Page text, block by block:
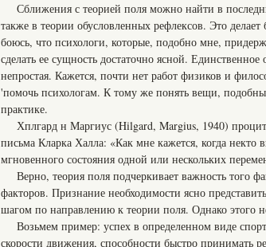
Сближения с теорией поля можно найти в
также в теории обусловленных рефлексов. Это
боюсь, что психологи, которые, подобно мне,
сделать ее сущность достаточно ясной.
непростая. Кажется, почти нет работ физиков и
'помочь психологам. К тому же понять вещи,
практике.
Хплгард н Маргиус (Hilgard, Margius, 1940)
письма Кларка Халла: «Как мне кажется, когда
мгновенного состояния одной или нескольких
Верно, теория поля подчеркивает важность того
факторов. Признание необходимости ясно
шагом по направлению к теории поля. Однако этого
Возьмем пример: успех в определенном виде
скорости движения, способности быстро принимать